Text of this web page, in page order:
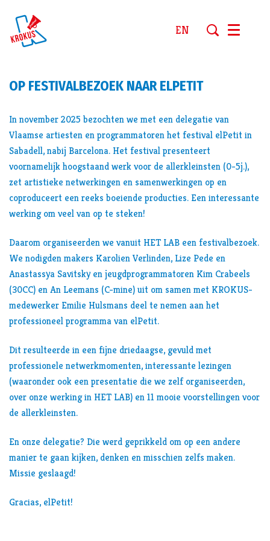
EN Menu
OP FESTIVALBEZOEK NAAR ELPETIT
In november 2025 bezochten we met een delegatie van
Vlaamse artiesten en programmatoren het festival elPetit in
Sabadell, nabij Barcelona. Het festival presenteert
voornamelijk hoogstaand werk voor de allerkleinsten (0-5j.),
zet artistieke netwerkingen en samenwerkingen op en
coproduceert een reeks boeiende producties. Een interessante
werking om veel van op te steken!
Daarom organiseerden we vanuit HET LAB een festivalbezoek.
We nodigden makers Karolien Verlinden, Lize Pede en
Anastassya Savitsky en jeugdprogrammatoren Kim Crabeels
(30CC) en An Leemans (C-mine) uit om samen met KROKUS-
medewerker Emilie Hulsmans deel te nemen aan het
professioneel programma van elPetit.
Dit resulteerde in een fijne driedaagse, gevuld met
professionele netwerkmomenten, interessante lezingen
(waaronder ook een presentatie die we zelf organiseerden,
over onze werking in HET LAB) en 11 mooie voorstellingen voor
de allerkleinsten.
En onze delegatie? Die werd geprikkeld om op een andere
manier te gaan kijken, denken en misschien zelfs maken.
Missie geslaagd!
Gracias, elPetit!